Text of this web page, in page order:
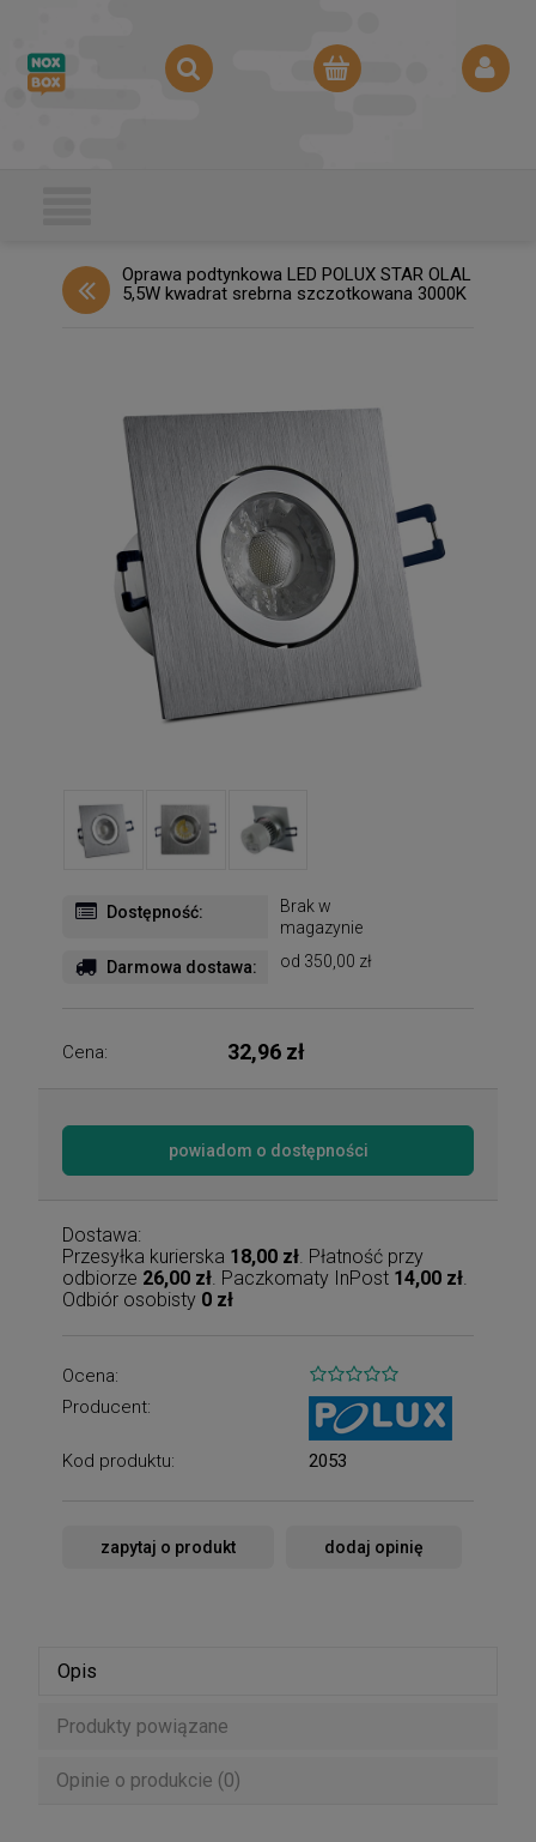
Oprawa podtynkowa LED POLUX STAR OLAL
5,5W kwadrat srebrna szczotkowana 3000K
Dostępność:
Brak w
magazynie
Darmowa dostawa: od 350,00 zł
Cena: 32,96 zł
powiadom o dostępności
Dostawa:
Przesyłka kurierska 18,00 zł . Płatność przy
odbiorze 26,00 zł . Paczkomaty InPost 14,00 zł
Odbiór osobisty 0 zł
Ocena:
Producent:
Kod produktu: 2053
zapytaj o produkt dodaj opinię
Opis
Produkty powiązane
Opinie o produkcie (0)